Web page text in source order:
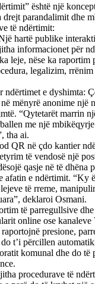
është një
drejt parandalimit dhe
të ndërtimit:
hartë publike
informacionet për
leje, nëse ka raportim
legalizim, rrënim
ndërtimet e dyshimta:
mënyrë anonime një
“Qytetarët marrin
me një
tha ai.
QR në çdo kantier
të vendosë një
qasje në të dhëna
afatin e ndërtimit. “Ky
të rreme,
deklaroi Osmani.
të parregullsive
online ose
presione,
t’i përcillen
komunal dhe do të
procedurave të